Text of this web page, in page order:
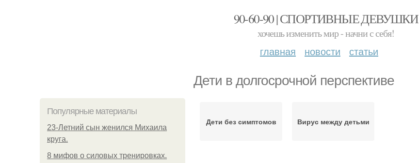
90-60-90 | СПОРТИВНЫЕ ДЕВУШКИ
хочешь изменить мир - начни с себя!
главная новости статьи
Дети в долгосрочной перспективе
Популярные материалы
23-Летний сын женился Михаила
круга.
8 мифов о силовых тренировках.
Дети без симптомов Вирус между детьми